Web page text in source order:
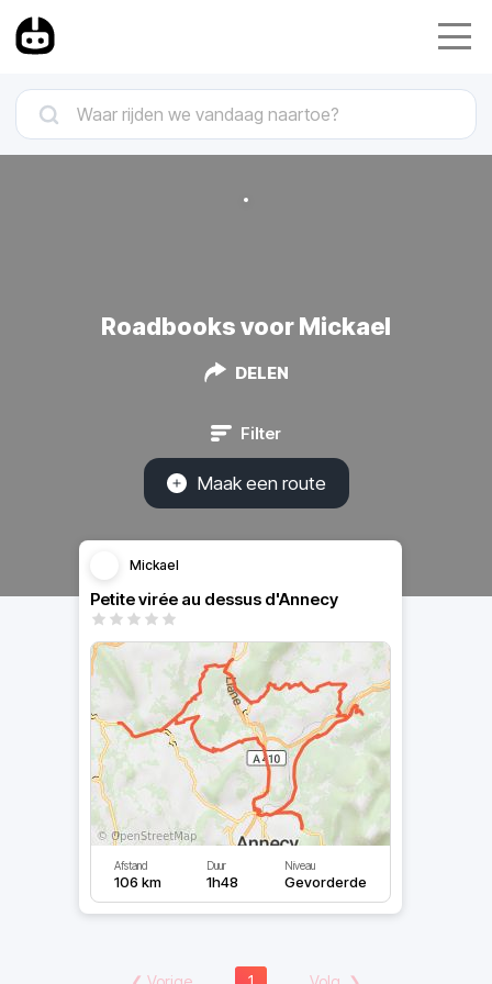
Roadbooks voor Mickael
DELEN
Filter
Maak een route
Mickael
Petite virée au dessus d'Annecy
Afstand
106 km
Duur
1h48
Niveau
Gevorderde